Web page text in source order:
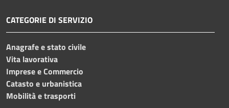
CATEGORIE DI SERVIZIO
Anagrafe e stato civile
Vita lavorativa
Imprese e Commercio
Catasto e urbanistica
Mobilità e trasporti